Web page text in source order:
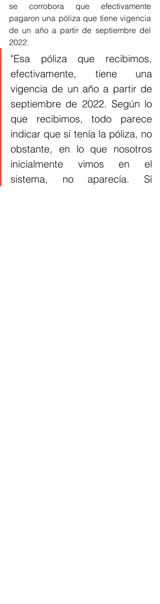
se corrobora que efectivamente
pagaron una póliza que tiene vigencia
de un año a partir de septiembre del
2022.
"Esa póliza que recibimos,
efectivamente, tiene una
vigencia de un año a partir de
septiembre de 2022. Según lo
que recibimos, todo parece
indicar que sí tenía la póliza, no
obstante, en lo que nosotros
inicialmente vimos en el
sistema, no aparecía. Sí